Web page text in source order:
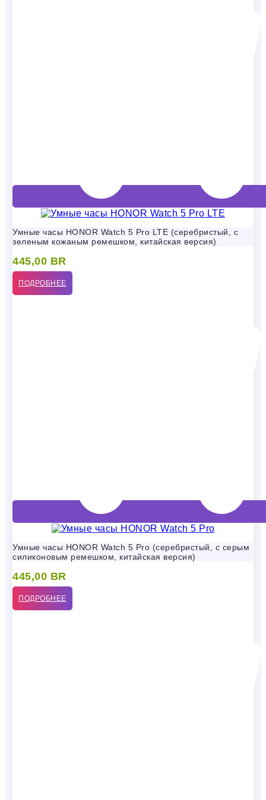
Умные часы HONOR Watch 5 Pro LTE (серебристый, с
зеленым кожаным ремешком, китайская версия)
445,00 BR
ПОДРОБНЕЕ
Умные часы HONOR Watch 5 Pro (серебристый, с серым
силиконовым ремешком, китайская версия)
445,00 BR
ПОДРОБНЕЕ